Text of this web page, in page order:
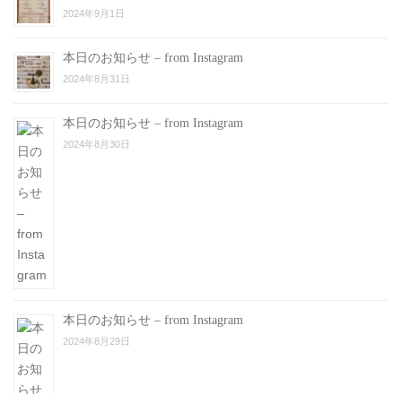
2024年9月1日
本日のお知らせ – from Instagram
2024年8月31日
本日のお知らせ – from Instagram
2024年8月30日
本日のお知らせ – from Instagram
2024年8月29日